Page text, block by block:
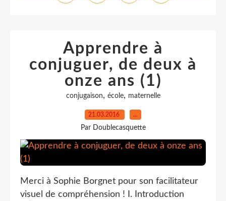
Apprendre à
conjuguer, de deux à
onze ans (1)
conjugaison, école, maternelle
21.03.2016 …
Par Doublecasquette
Merci à Sophie Borgnet pour son facilitateur
visuel de compréhension ! I. Introduction